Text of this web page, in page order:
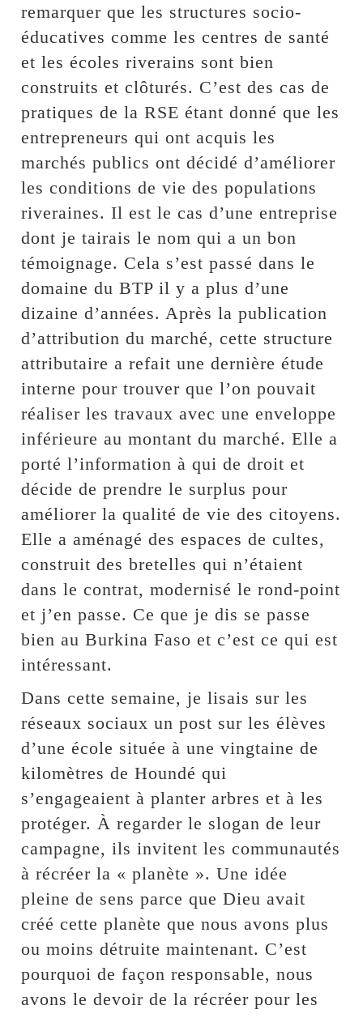
remarquer que les structures socio-
éducatives comme les centres de santé
et les écoles riverains sont bien
construits et clôturés. C’est des cas de
pratiques de la RSE étant donné que les
entrepreneurs qui ont acquis les
marchés publics ont décidé d’améliorer
les conditions de vie des populations
riveraines. Il est le cas d’une entreprise
dont je tairais le nom qui a un bon
témoignage. Cela s’est passé dans le
domaine du BTP il y a plus d’une
dizaine d’années. Après la publication
d’attribution du marché, cette structure
attributaire a refait une dernière étude
interne pour trouver que l’on pouvait
réaliser les travaux avec une enveloppe
inférieure au montant du marché. Elle a
porté l’information à qui de droit et
décide de prendre le surplus pour
améliorer la qualité de vie des citoyens.
Elle a aménagé des espaces de cultes,
construit des bretelles qui n’étaient
dans le contrat, modernisé le rond-point
et j’en passe. Ce que je dis se passe
bien au Burkina Faso et c’est ce qui est
intéressant.
Dans cette semaine, je lisais sur les
réseaux sociaux un post sur les élèves
d’une école située à une vingtaine de
kilomètres de Houndé qui
s’engageaient à planter arbres et à les
protéger. À regarder le slogan de leur
campagne, ils invitent les communautés
à récréer la « planète ». Une idée
pleine de sens parce que Dieu avait
créé cette planète que nous avons plus
ou moins détruite maintenant. C’est
pourquoi de façon responsable, nous
avons le devoir de la récréer pour les